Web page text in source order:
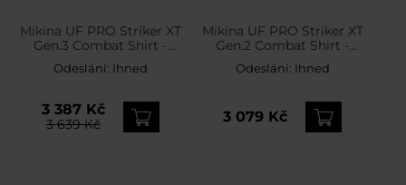
Mikina UF PRO Striker XT
Gen.3 Combat Shirt -
Black
Odeslání: Ihned
3 387 Kč
3 639 Kč
Mikina UF PRO Striker XT
Gen.2 Combat Shirt -
Black
Odeslání: Ihned
3 079 Kč